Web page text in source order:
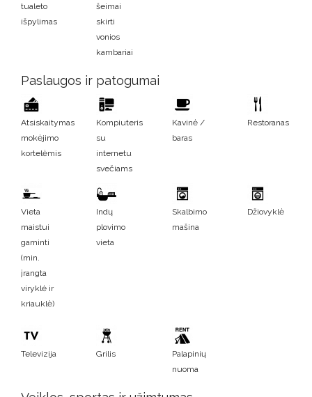
tualeto
išpylimas
šeimai
skirti
vonios
kambariai
Paslaugos ir patogumai
Atsiskaitymas
mokėjimo
kortelėmis
Kompiuteris
su
internetu
svečiams
Kavinė /
baras
Restoranas
Vieta
maistui
gaminti
(min.
įrangta
viryklė ir
kriauklė)
Indų
plovimo
vieta
Skalbimo
mašina
Džiovyklė
Televizija Grilis
Palapinių
nuoma